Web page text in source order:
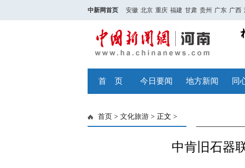
中新网首页 安徽 北京 重庆 福建 甘肃 贵州 广东 广西
首 页 今日要闻 地方新闻 同
首页 > 文化旅游 > 正文 >
中肯旧石器